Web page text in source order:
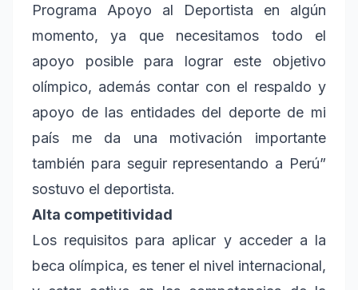
Programa Apoyo al Deportista en algún
momento, ya que necesitamos todo el
apoyo posible para lograr este objetivo
olímpico, además contar con el respaldo y
apoyo de las entidades del deporte de mi
país me da una motivación importante
también para seguir representando a Perú”
sostuvo el deportista.
Alta competitividad
Los requisitos para aplicar y acceder a la
beca olímpica, es tener el nivel internacional,